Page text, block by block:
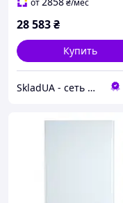
от ₴/мес
28 583₴
Купить
SkladUA - сеть магазинов сантехники и бытовой техники